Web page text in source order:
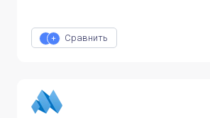
Сравнить